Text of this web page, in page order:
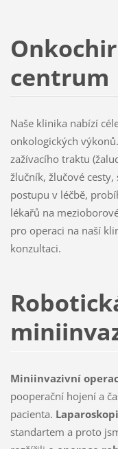
centrum
Naše klinika nabízí
onkologických
zažívacího traktu
žlučník, žlučové
postupu v léčbě,
lékařů na
pro operaci na naší
konzultaci.
Miniinvazivní
pooperační hojení a
pacienta.
standartem a proto